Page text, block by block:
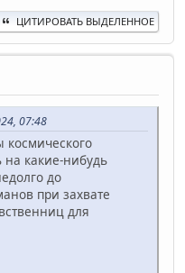
ЦИТИРОВАТЬ ВЫДЕЛЕННОЕ
07:48
какие-нибудь
до
при захвате
для